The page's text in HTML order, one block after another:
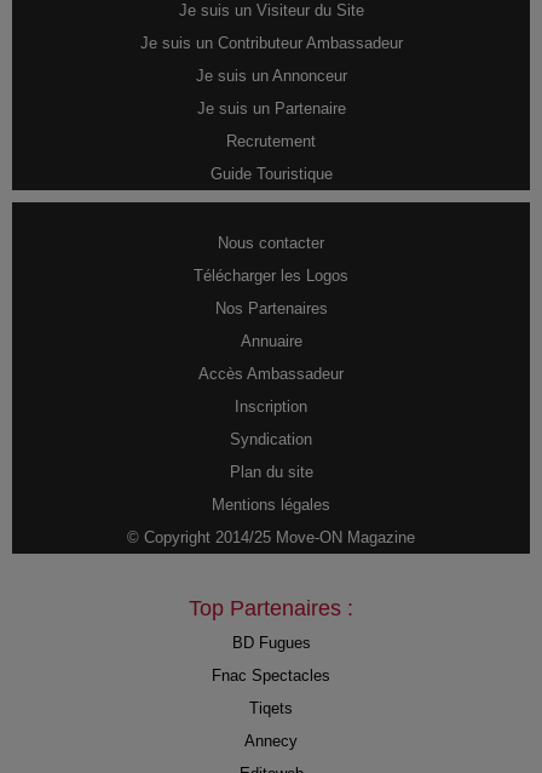
Je suis un Visiteur du Site
Je suis un Contributeur Ambassadeur
Je suis un Annonceur
Je suis un Partenaire
Recrutement
Guide Touristique
Nous contacter
Télécharger les Logos
Nos Partenaires
Annuaire
Accès Ambassadeur
Inscription
Syndication
Plan du site
Mentions légales
© Copyright 2014/25 Move-ON Magazine
Top Partenaires :
BD Fugues
Fnac Spectacles
Tiqets
Annecy